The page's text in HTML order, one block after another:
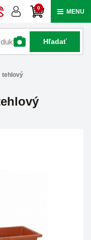
0 MENU
Hľadať
tehlový